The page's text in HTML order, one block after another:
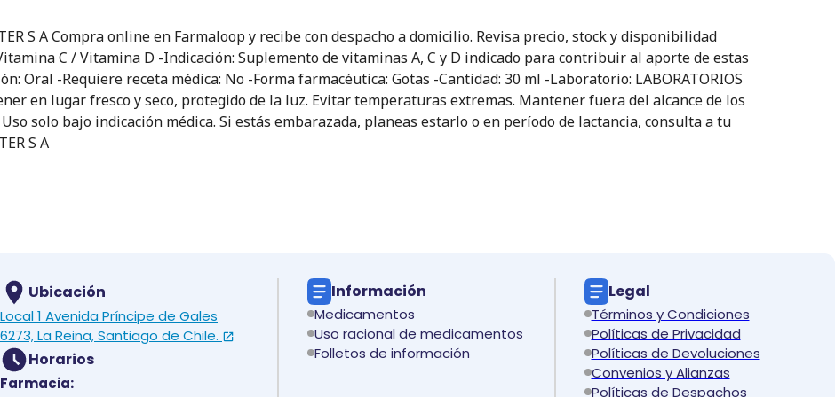
S A Compra online en Farmaloop y recibe con despacho a domicilio. Revisa precio, stock y disponibilidad
C / Vitamina D -Indicación: Suplemento de vitaminas A, C y D indicado para contribuir al aporte de estas
Oral -Requiere receta médica: No -Forma farmacéutica: Gotas -Cantidad: 30 ml -Laboratorio: LABORATORIOS
en lugar fresco y seco, protegido de la luz. Evitar temperaturas extremas. Mantener fuera del alcance de los
solo bajo indicación médica. Si estás embarazada, planeas estarlo o en período de lactancia, consulta a tu
S A
Ubicación
Local 1 Avenida Príncipe de Gales
6273, La Reina, Santiago de Chile.
Horarios
Farmacia:
Información
Medicamentos
Uso racional de medicamentos
Folletos de información
Legal
Términos y Condiciones
Políticas de Privacidad
Políticas de Devoluciones
Convenios y Alianzas
Políticas de Despachos